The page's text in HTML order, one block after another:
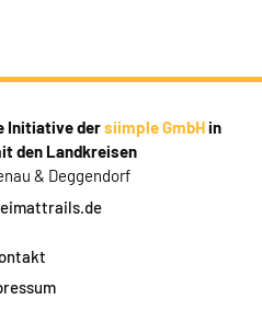
Initiative dersiimple GmbHin
den Landkreisen
& Deggendorf